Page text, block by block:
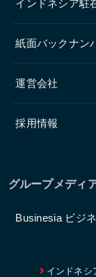
インドネシア駐
紙面バックナン
運営会社
採用情報
グループメディ
Businesia ビジ
インドネシ